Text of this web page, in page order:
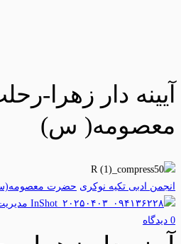
آیینه دار زهرا-
معصومه( س)
انجمن ادبی تکیه نوکری حضرت
0 دیدگاه‌